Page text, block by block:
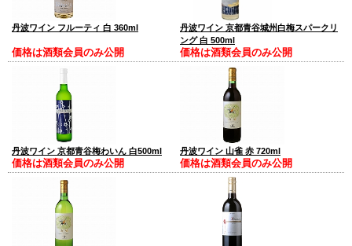
丹波ワイン フルーティ 白 360ml
価格は酒類会員のみ公開
丹波ワイン 京都青谷城州白梅スパークリ
ング 白 500ml
価格は酒類会員のみ公開
丹波ワイン 京都青谷梅わいん 白500ml
価格は酒類会員のみ公開
丹波ワイン 山雀 赤 720ml
価格は酒類会員のみ公開